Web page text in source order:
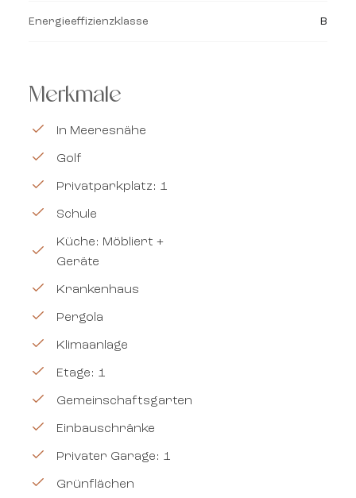
Energieeffizienzklasse B
Merkmale
In Meeresnähe
Golf
Privatparkplatz: 1
Schule
Küche: Möbliert +
Geräte
Krankenhaus
Pergola
Klimaanlage
Etage: 1
Gemeinschaftsgarten
Einbauschränke
Privater Garage: 1
Grünflächen